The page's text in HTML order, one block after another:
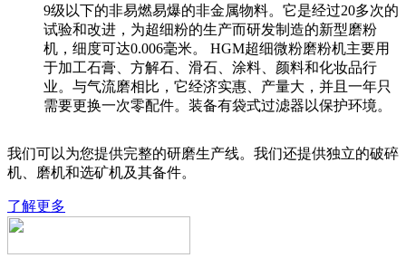
9级以下的非易燃易爆的非金属物料。它是经过20多次的
试验和改进，为超细粉的生产而研发制造的新型磨粉
机，细度可达0.006毫米。 HGM超细微粉磨粉机主要用
于加工石膏、方解石、滑石、涂料、颜料和化妆品行
业。与气流磨相比，它经济实惠、产量大，并且一年只
需要更换一次零配件。装备有袋式过滤器以保护环境。
我们可以为您提供完整的研磨生产线。我们还提供独立的破碎
机、磨机和选矿机及其备件。
了解更多